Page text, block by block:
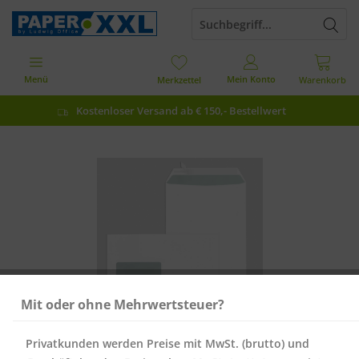
Kostenloser Versand ab € 150,- Bestellwert
Warenkorb
Merkzettel Mein Konto
Menü
Mit oder ohne Mehrwertsteuer?
Privatkunden werden Preise mit MwSt. (brutto) und